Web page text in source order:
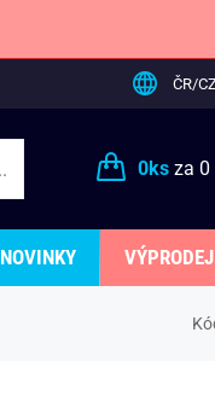
ČR/
0ksza 0
NOVINKY VÝPRODEJ